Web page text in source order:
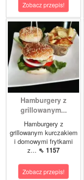
Zobacz przepis!
Hamburgery z
grillowanym...
Hamburgery z
grillowanym kurczakiem
i domowymi frytkami
z... ⇖ 1157
Zobacz przepis!